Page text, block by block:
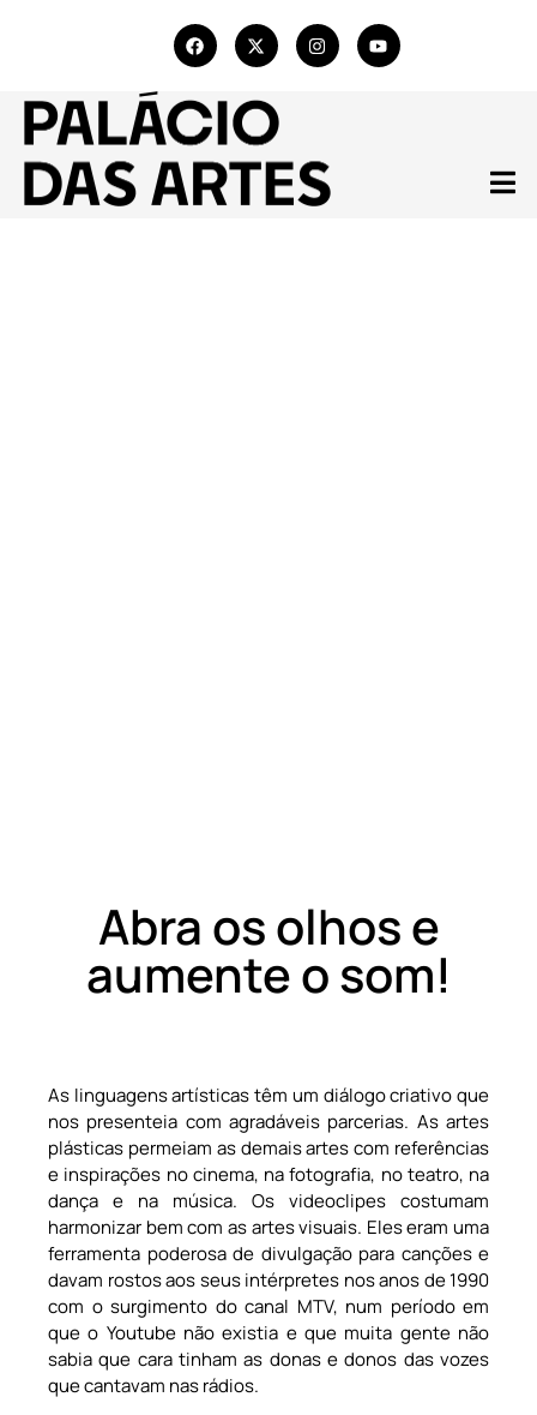
Abra os olhos e
aumente o som!
As linguagens artísticas têm um diálogo criativo que
nos presenteia com agradáveis parcerias. As artes
plásticas permeiam as demais artes com referências
e inspirações no cinema, na fotografia, no teatro, na
dança e na música. Os videoclipes costumam
harmonizar bem com as artes visuais. Eles eram uma
ferramenta poderosa de divulgação para canções e
davam rostos aos seus intérpretes nos anos de 1990
com o surgimento do canal MTV, num período em
que o Youtube não existia e que muita gente não
sabia que cara tinham as donas e donos das vozes
que cantavam nas rádios.